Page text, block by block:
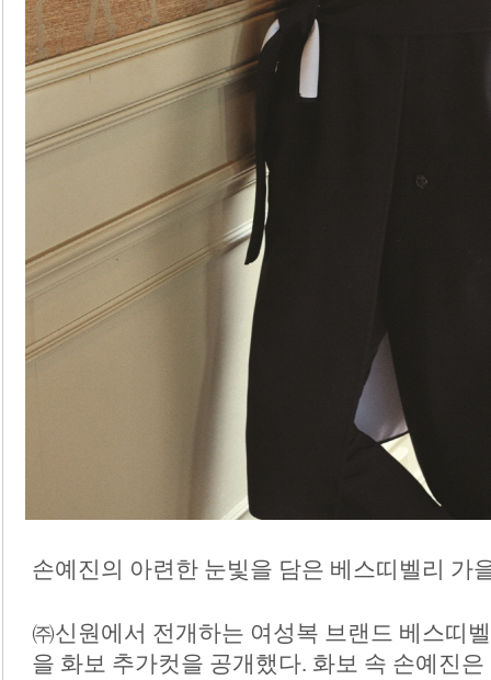
손예진의 아련한 눈빛을 담은 베스띠벨리 가
㈜신원에서 전개하는 여성복 브랜드 베스띠
을 화보 추가컷을 공개했다. 화보 속 손예진